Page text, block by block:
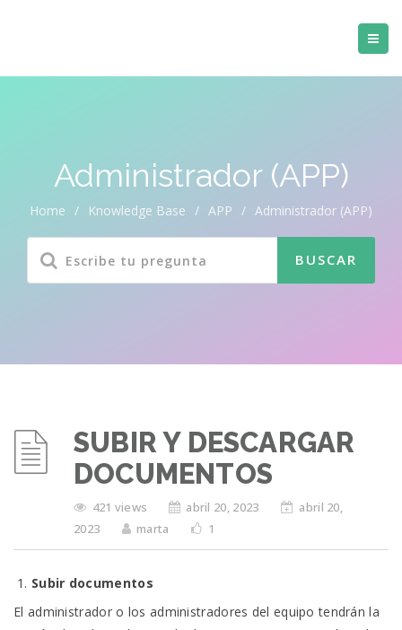
Administrador (APP)
Home / Knowledge Base / APP / Administrador (APP)
SUBIR Y DESCARGAR
DOCUMENTOS
421 views abril 20, 2023
abril 20,
2023
marta 1
Subir documentos
El administrador o los administradores del equipo tendrán la